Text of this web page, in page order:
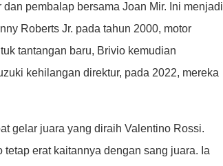
pembalap bersama Joan Mir. Ini menjadi
Roberts Jr. pada tahun 2000, motor
tantangan baru, Brivio kemudian
kehilangan direktur, pada 2022, mereka
gelar juara yang diraih Valentino Rossi.
erat kaitannya dengan sang juara. Ia